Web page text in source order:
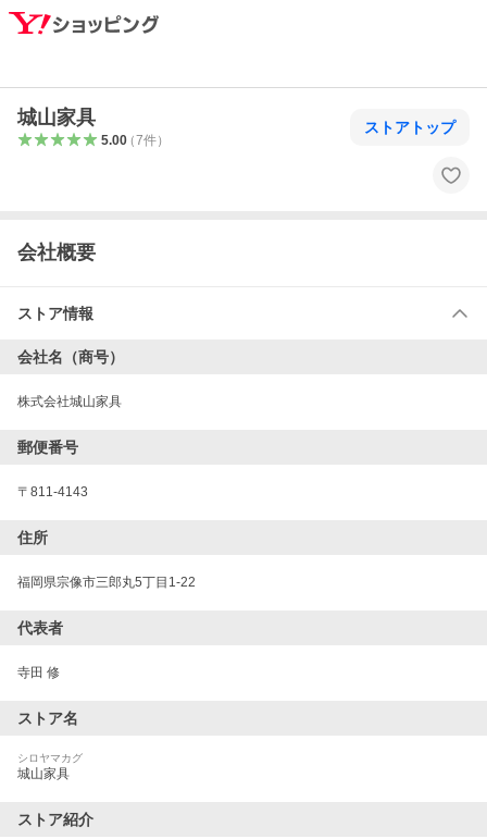
城山家具
5.00（7件）
ストアトップ
会社概要
ストア情報
会社名（商号）
株式会社城山家具
郵便番号
〒 811-4143
住所
福岡県宗像市三郎丸5丁目1-22
代表者
寺田 修
ストア名
シロヤマカグ
城山家具
ストア紹介